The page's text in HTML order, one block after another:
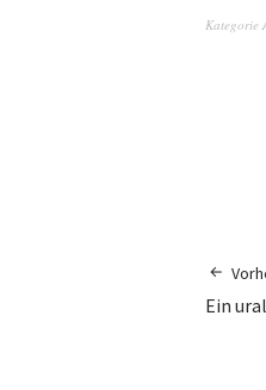
Kategorie
Ein